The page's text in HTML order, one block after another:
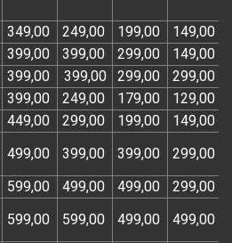
349,00 249,00 199,00 149,00
399,00 399,00 299,00 149,00
399,00 399,00 299,00 299,00
399,00 249,00 179,00 129,00
449,00 299,00 199,00 149,00
499,00 399,00 399,00 299,00
599,00 499,00 499,00 299,00
599,00 599,00 499,00 499,00